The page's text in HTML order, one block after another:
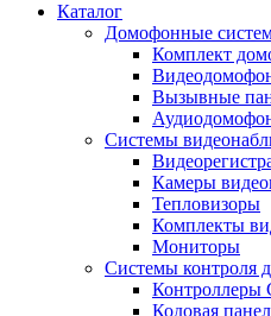
Каталог
Домофонные
Комплект
Вызывные
Системы
Камеры
Тепловизоры
Комплекты
Мониторы
Системы контроля
Кодовая